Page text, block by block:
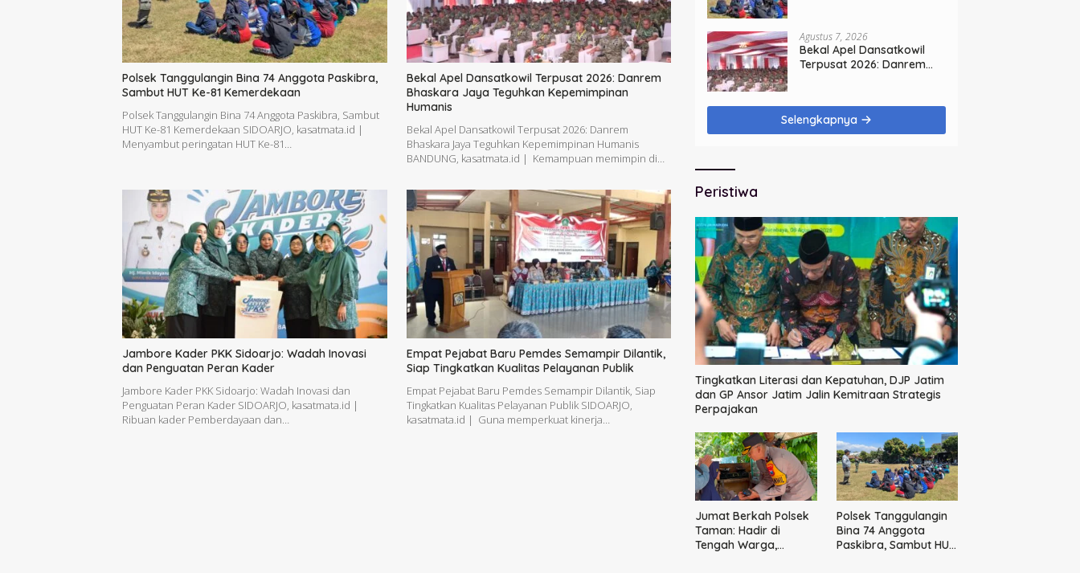
Polsek Tanggulangin Bina 74 Anggota Paskibra,
Sambut HUT Ke-81 Kemerdekaan
Polsek Tanggulangin Bina 74 Anggota Paskibra, Sambut
HUT Ke-81 Kemerdekaan SIDOARJO, kasatmata.id |
Menyambut peringatan HUT Ke-81…
Bekal Apel Dansatkowil Terpusat 2026: Danrem
Bhaskara Jaya Teguhkan Kepemimpinan
Humanis
Bekal Apel Dansatkowil Terpusat 2026: Danrem
Bhaskara Jaya Teguhkan Kepemimpinan Humanis
BANDUNG, kasatmata.id | Kemampuan memimpin di…
Jambore Kader PKK Sidoarjo: Wadah Inovasi
dan Penguatan Peran Kader
Jambore Kader PKK Sidoarjo: Wadah Inovasi dan
Penguatan Peran Kader SIDOARJO, kasatmata.id |
Ribuan kader Pemberdayaan dan…
Empat Pejabat Baru Pemdes Semampir Dilantik,
Siap Tingkatkan Kualitas Pelayanan Publik
Empat Pejabat Baru Pemdes Semampir Dilantik, Siap
Tingkatkan Kualitas Pelayanan Publik SIDOARJO,
kasatmata.id | Guna memperkuat kinerja…
Agustus 7, 2026
Bekal Apel Dansatkowil
Terpusat 2026: Danrem
Selengkapnya
Peristiwa
Tingkatkan Literasi dan Kepatuhan, DJP Jatim
dan GP Ansor Jatim Jalin Kemitraan Strategis
Perpajakan
Jumat Berkah Polsek
Taman: Hadir di
Tengah Warga,
Polsek Tanggulangin
Bina 74 Anggota
Paskibra, Sambut HUT